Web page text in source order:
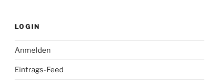
LOGIN
Anmelden
Eintrags-Feed